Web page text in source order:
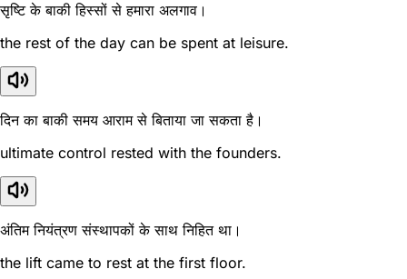
सृष्टि के बाकी हिस्सों से हमारा अलगाव।
the rest of the day can be spent at leisure.
दिन का बाकी समय आराम से बिताया जा सकता है।
ultimate control rested with the founders.
अंतिम नियंत्रण संस्थापकों के साथ निहित था।
the lift came to rest at the first floor.